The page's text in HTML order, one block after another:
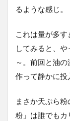
るような感じ。
これは量が多
してみると、
～。前回と油
作って静かに投
まさか天ぷら
粉」は誰でもカ